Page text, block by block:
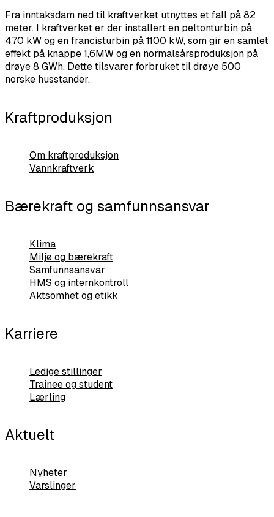
Fra inntaksdam ned til kraftverket utnyttes et fall på 82
meter. I kraftverket er der installert en peltonturbin på
470 kW og en francisturbin på 1100 kW, som gir en samlet
effekt på knappe 1,6MW og en normalsårsproduksjon på
drøye 8 GWh. Dette tilsvarer forbruket til drøye 500
norske husstander.
Kraftproduksjon
Om kraftproduksjon
Vannkraftverk
Bærekraft og samfunnsansvar
Klima
Miljø og bærekraft
Samfunnsansvar
HMS og internkontroll
Aktsomhet og etikk
Karriere
Ledige stillinger
Trainee og student
Lærling
Aktuelt
Nyheter
Varslinger